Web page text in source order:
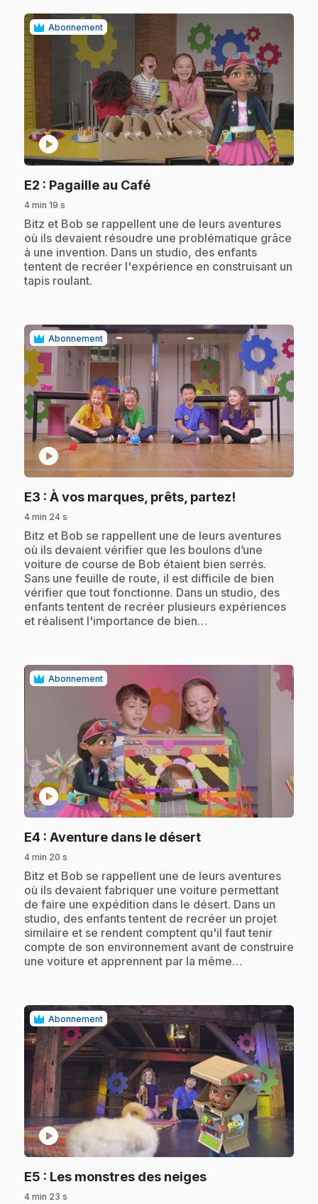
Abonnement
play_circle
E2 : Pagaille au Café.
4 min 19 s
.Bitz et Bob se rappellent une de leurs aventures
où ils devaient résoudre une problématique grâce
à une invention. Dans un studio, des enfants
tentent de recréer l'expérience en construisant un
tapis roulant.
Abonnement
play_circle
E3 : À vos marques, prêts, partez!
4 min 24 s
.Bitz et Bob se rappellent une de leurs aventures
où ils devaient vérifier que les boulons d’une
voiture de course de Bob étaient bien serrés.
Sans une feuille de route, il est difficile de bien
vérifier que tout fonctionne. Dans un studio, des
enfants tentent de recréer plusieurs expériences
et réalisent l'importance de bien…
Abonnement
play_circle
E4 : Aventure dans le désert.
4 min 20 s
.Bitz et Bob se rappellent une de leurs aventures
où ils devaient fabriquer une voiture permettant
de faire une expédition dans le désert. Dans un
studio, des enfants tentent de recréer un projet
similaire et se rendent comptent qu'il faut tenir
compte de son environnement avant de construire
une voiture et apprennent par la même…
Abonnement
play_circle
E5 : Les monstres des neiges.
4 min 23 s